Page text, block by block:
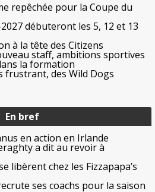
repêchée pour la Coupe du
débuteront les 5, 12 et 13
à la tête des Citizens
staff, ambitions sportives
la formation
frustrant, des Wild Dogs
En bref
en action en Irlande
a dit au revoir à
libèrent chez les Fizzapapa’s
ses coachs pour la saison